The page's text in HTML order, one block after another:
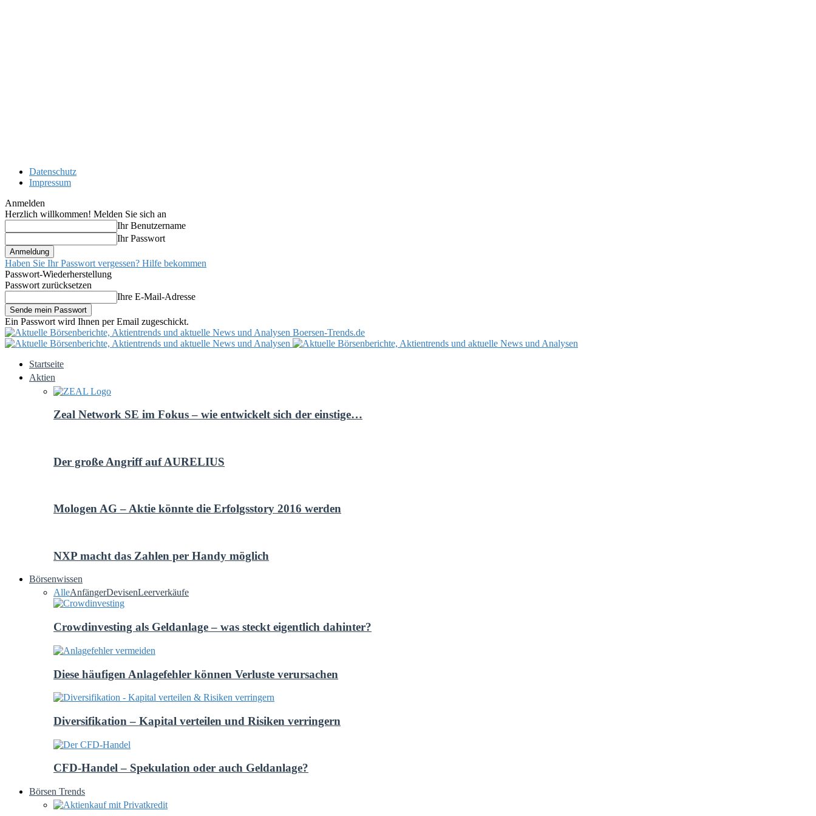
Datenschutz
Impressum
Anmelden
Herzlich willkommen! Melden Sie sich an
Ihr Benutzername
Ihr Passwort
Haben Sie Ihr Passwort vergessen? Hilfe bekommen
Passwort-Wiederherstellung
Passwort zurücksetzen
Ihre E-Mail-Adresse
Ein Passwort wird Ihnen per Email zugeschickt.
Boersen-Trends.de
Startseite
Aktien
Zeal Network SE im Fokus – wie entwickelt sich der einstige…
Der große Angriff auf AURELIUS
Mologen AG – Aktie könnte die Erfolgsstory 2016 werden
NXP macht das Zahlen per Handy möglich
Börsenwissen
AlleAnfängerDevisenLeerverkäufe
Crowdinvesting als Geldanlage – was steckt eigentlich dahinter?
Diese häufigen Anlagefehler können Verluste verursachen
Diversifikation – Kapital verteilen und Risiken verringern
CFD-Handel – Spekulation oder auch Geldanlage?
Börsen Trends